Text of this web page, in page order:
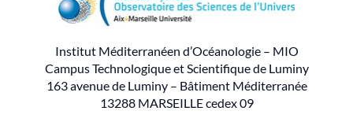
Institut Méditerranéen d’Océanologie – MIO
Campus Technologique et Scientifique de Luminy
163 avenue de Luminy – Bâtiment Méditerranée
13288 MARSEILLE cedex 09